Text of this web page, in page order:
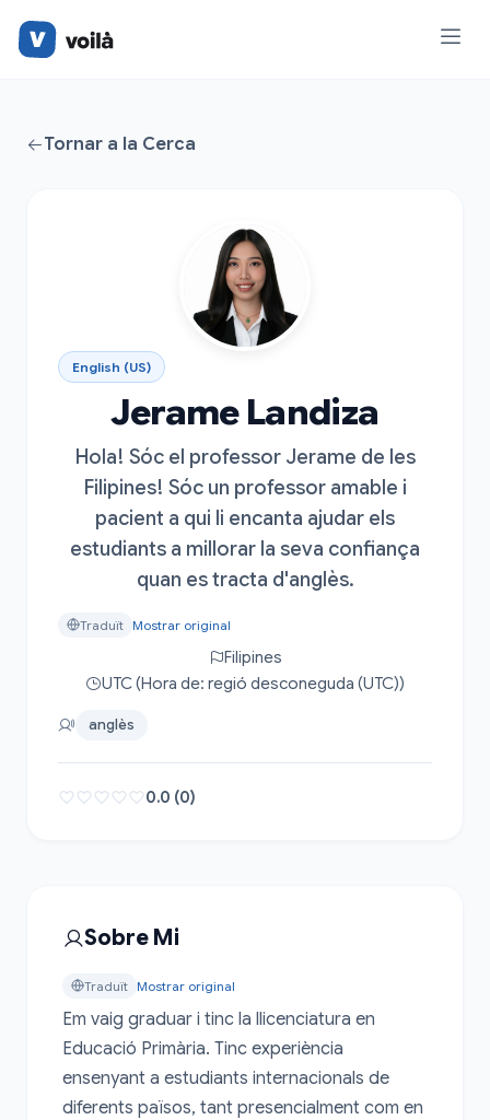
Tornar a la Cerca
English (US)
Jerame Landiza
Hola! Sóc el professor Jerame de les
Filipines! Sóc un professor amable i
pacient a qui li encanta ajudar els
estudiants a millorar la seva confiança
quan es tracta d'anglès.
Traduït Mostrar original
Filipines
UTC (Hora de: regió desconeguda (UTC))
anglès
0.0 (0)
Sobre Mi
Traduït Mostrar original
Em vaig graduar i tinc la llicenciatura en
Educació Primària. Tinc experiència
ensenyant a estudiants internacionals de
diferents països, tant presencialment com en